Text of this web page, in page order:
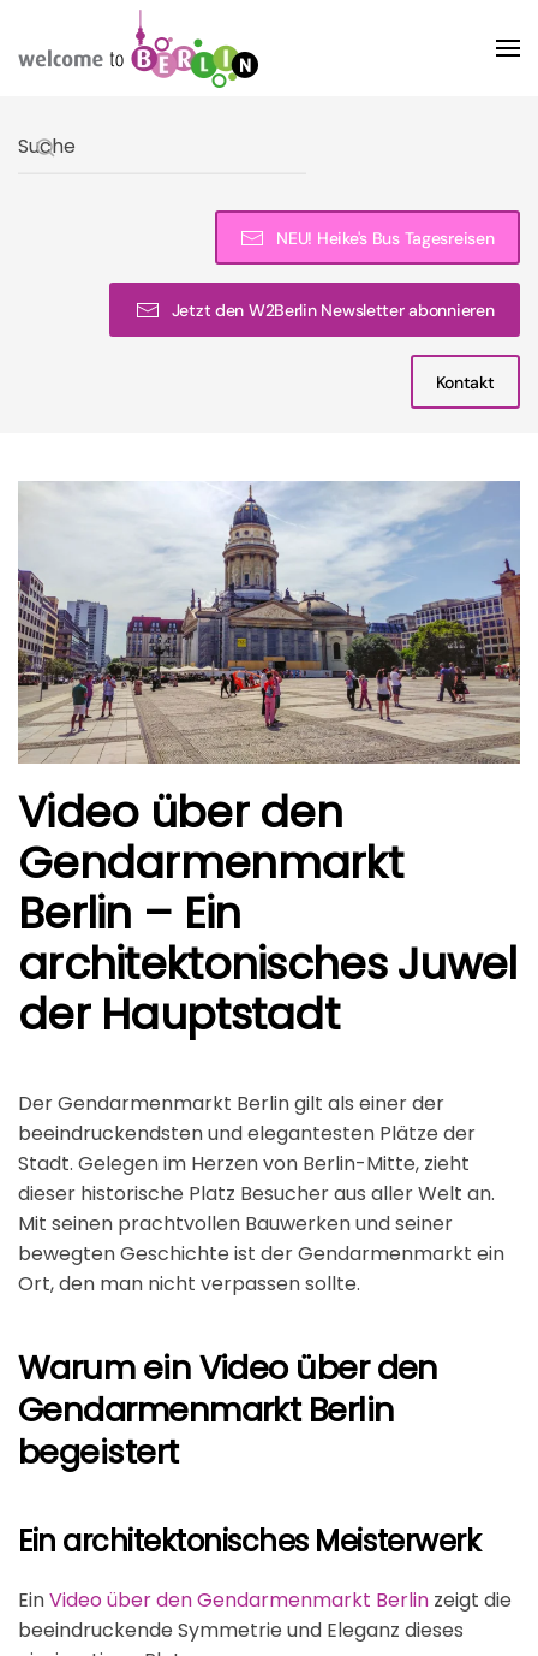
Skip to main content
NEU! Heike's Bus Tagesreisen
Jetzt den W2Berlin Newsletter abonnieren
Kontakt
Video über den
Gendarmenmarkt
Berlin – Ein
architektonisches Juwel
der Hauptstadt
Der Gendarmenmarkt Berlin gilt als einer der
beeindruckendsten und elegantesten Plätze der
Stadt. Gelegen im Herzen von Berlin-Mitte, zieht
dieser historische Platz Besucher aus aller Welt an.
Mit seinen prachtvollen Bauwerken und seiner
bewegten Geschichte ist der Gendarmenmarkt ein
Ort, den man nicht verpassen sollte.
Warum ein Video über den
Gendarmenmarkt Berlin
begeistert
Ein architektonisches Meisterwerk
EinVideo über den Gendarmenmarkt Berlin zeigt die
beeindruckende Symmetrie und Eleganz dieses